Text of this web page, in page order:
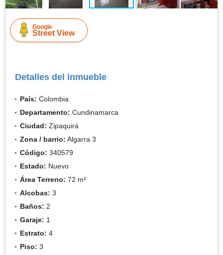
Google
Street View
Detalles del inmueble
País: Colombia
Departamento: Cundinamarca
Ciudad: Zipaquirá
Zona / barrio: Algarra 3
Código: 340579
Estado: Nuevo
Área Terreno: 72 m²
Alcobas: 3
Baños: 2
Garaje: 1
Estrato: 4
Piso: 3